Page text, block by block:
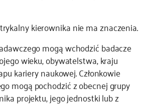
kierownika nie ma znaczenia.
mogą wchodzić badacze
wieku, obywatelstwa, kraju
kariery naukowej. Członkowie
mogą pochodzić z obecnej grupy
projektu, jego jednostki lub z